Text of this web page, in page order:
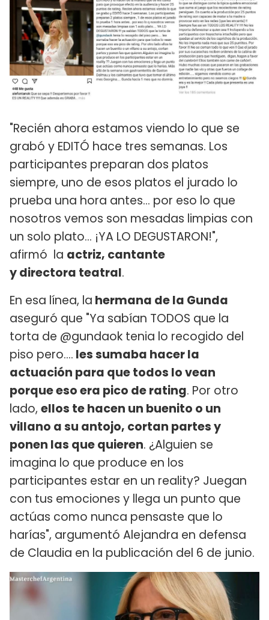
"Recién ahora estamos viendo lo que se
grabó y EDITÓ hace tres semanas. Los
participantes preparan dos platos
siempre, uno de esos platos el jurado lo
prueba una hora antes... por eso lo que
nosotros vemos son mesadas limpias con
un solo plato... ¡YA LO DEGUSTARON!",
afirmó la actriz, cantante
y directora teatral.
En esa línea, la hermana de la Gunda
aseguró que "Ya sabían TODOS que la
torta de @gundaok tenia lo recogido del
piso pero.... les sumaba hacer la
actuación para que todos lo vean
porque eso era pico de rating. Por otro
lado, ellos te hacen un buenito o un
villano a su antojo, cortan partes y
ponen las que quieren. ¿Alguien se
imagina lo que produce en los
participantes estar en un reality? Juegan
con tus emociones y llega un punto que
actúas como nunca pensaste que lo
harías", argumentó Alejandra en defensa
de Claudia en la publicación del 6 de junio.